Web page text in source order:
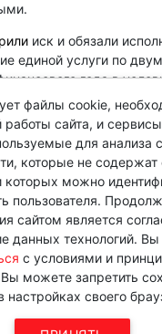
иск и обязали
единой услуги по
года в
в охране школы на
предмета
дробления с целью
Северо-Кавказского
N А32-69092/2024
файлы cookie,
работы сайта, и
для анализа
которые не содержат
которых можно
пользователя.
сайтом является
данных технологий.
с условиями и
можете запретить
настройках своего
Звоните по телефону